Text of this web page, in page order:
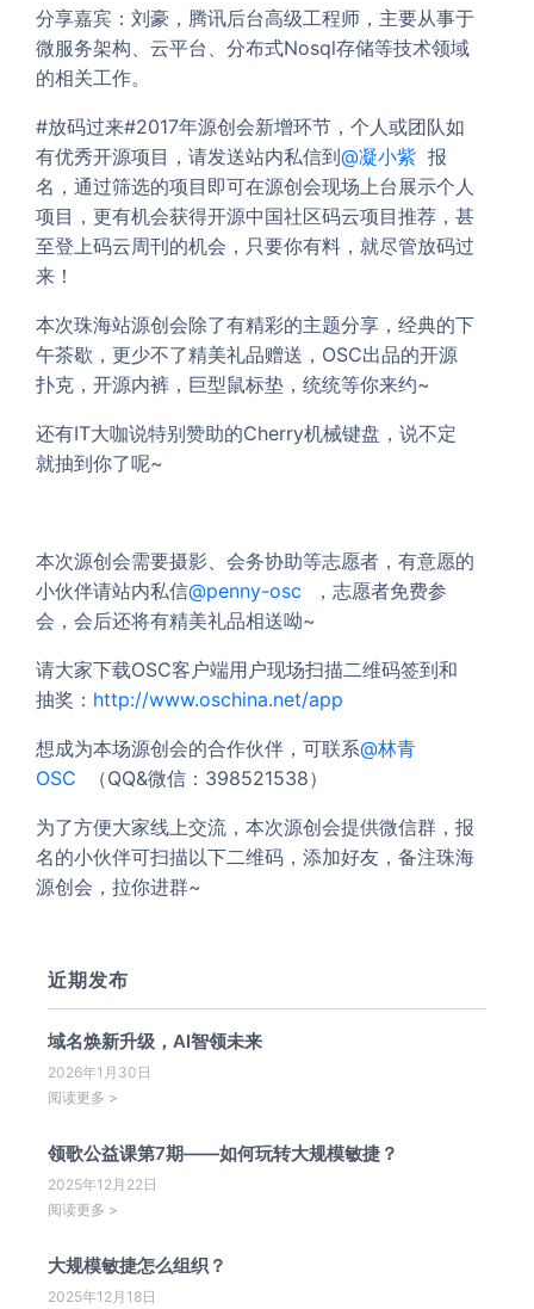
分享嘉宾：刘豪，腾讯后台高级工程师，主要从事于
微服务架构、云平台、分布式Nosql存储等技术领域
的相关工作。
#放码过来#2017年源创会新增环节，个人或团队如
有优秀开源项目，请发送站内私信到@凝小紫 报
名，通过筛选的项目即可在源创会现场上台展示个人
项目，更有机会获得开源中国社区码云项目推荐，甚
至登上码云周刊的机会，只要你有料，就尽管放码过
来！
本次珠海站源创会除了有精彩的主题分享，经典的下
午茶歇，更少不了精美礼品赠送，OSC出品的开源
扑克，开源内裤，巨型鼠标垫，统统等你来约~
还有IT大咖说特别赞助的Cherry机械键盘，说不定
就抽到你了呢~
本次源创会需要摄影、会务协助等志愿者，有意愿的
小伙伴请站内私信@penny-osc ，志愿者免费参
会，会后还将有精美礼品相送呦~
请大家下载OSC客户端用户现场扫描二维码签到和
抽奖： http://www.oschina.net/app
想成为本场源创会的合作伙伴，可联系@林青
OSC （QQ&微信：398521538）
为了方便大家线上交流，本次源创会提供微信群，报
名的小伙伴可扫描以下二维码，添加好友，备注珠海
源创会，拉你进群~
近期发布
域名焕新升级，AI智领未来
2026年1月30日
阅读更多 >
领歌公益课第7期——如何玩转大规模敏捷？
2025年12月22日
阅读更多 >
大规模敏捷怎么组织？
2025年12月18日